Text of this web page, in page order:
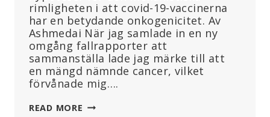
rimligheten i att covid-19-vaccinerna
har en betydande onkogenicitet. Av
Ashmedai När jag samlade in en ny
omgång fallrapporter att
sammanställa lade jag märke till att
en mängd nämnde cancer, vilket
förvånade mig….
READ MORE 36